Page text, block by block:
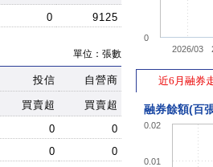
0 9125
單位：張數
投信 自營商
買賣超
買賣超
0
0
0
0
2026/03
0
近6月融券
融券餘額(百
0.01
0.02